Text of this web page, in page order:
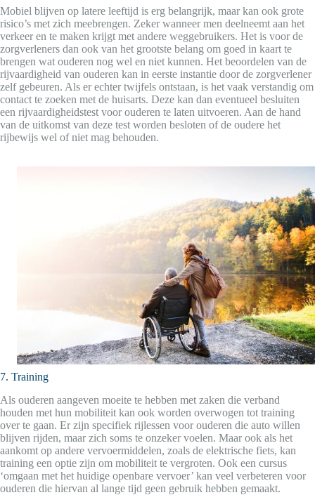
Mobiel blijven op latere leeftijd is erg belangrijk, maar kan ook grote
risico’s met zich meebrengen. Zeker wanneer men deelneemt aan het
verkeer en te maken krijgt met andere weggebruikers. Het is voor de
zorgverleners dan ook van het grootste belang om goed in kaart te
brengen wat ouderen nog wel en niet kunnen. Het beoordelen van de
rijvaardigheid van ouderen kan in eerste instantie door de zorgverlener
zelf gebeuren. Als er echter twijfels ontstaan, is het vaak verstandig om
contact te zoeken met de huisarts. Deze kan dan eventueel besluiten
een rijvaardigheidstest voor ouderen te laten uitvoeren. Aan de hand
van de uitkomst van deze test worden besloten of de oudere het
rijbewijs wel of niet mag behouden.
7. Training
Als ouderen aangeven moeite te hebben met zaken die verband
houden met hun mobiliteit kan ook worden overwogen tot training
over te gaan. Er zijn specifiek rijlessen voor ouderen die auto willen
blijven rijden, maar zich soms te onzeker voelen. Maar ook als het
aankomt op andere vervoermiddelen, zoals de elektrische fiets, kan
training een optie zijn om mobiliteit te vergroten. Ook een cursus
‘omgaan met het huidige openbare vervoer’ kan veel verbeteren voor
ouderen die hiervan al lange tijd geen gebruik hebben gemaakt.